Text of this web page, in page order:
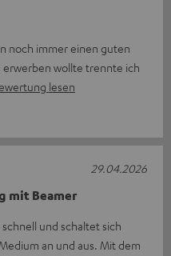
noch immer einen guten
erwerben wollte trennte ich
lesen
mit Beamer
und schaltet sich
an und aus. Mit dem
29.04.2026